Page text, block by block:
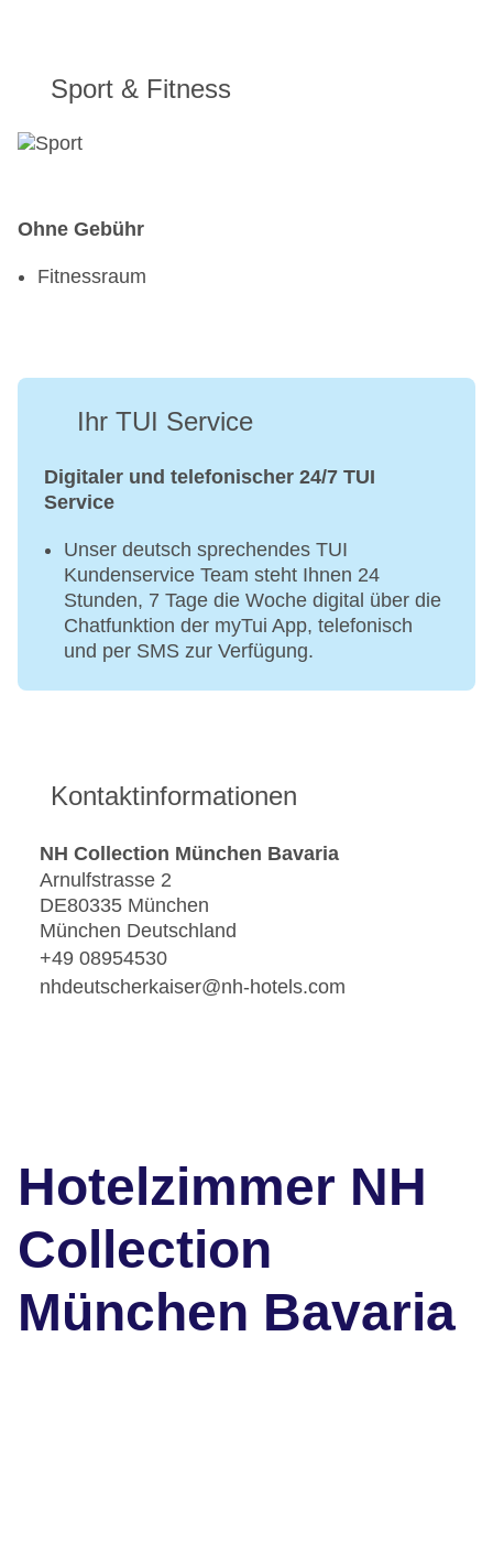
Sport & Fitness
Ohne Gebühr
Fitnessraum
Ihr TUI Service
Digitaler und telefonischer 24/7 TUI
Service
Unser deutsch sprechendes TUI
Kundenservice Team steht Ihnen 24
Stunden, 7 Tage die Woche digital über die
Chatfunktion der myTui App, telefonisch
und per SMS zur Verfügung.
Kontaktinformationen
NH Collection München Bavaria
Arnulfstrasse 2
DE80335 München
München Deutschland
+49 08954530
nhdeutscherkaiser@nh-hotels.com
Hotelzimmer NH
Collection
München Bavaria